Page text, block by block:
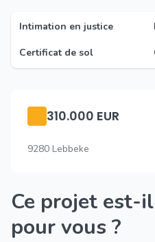
Intimation en justice
Certificat de sol
310.000 EUR
9280 Lebbeke
Ce projet est-il réalisable
pour vous ?